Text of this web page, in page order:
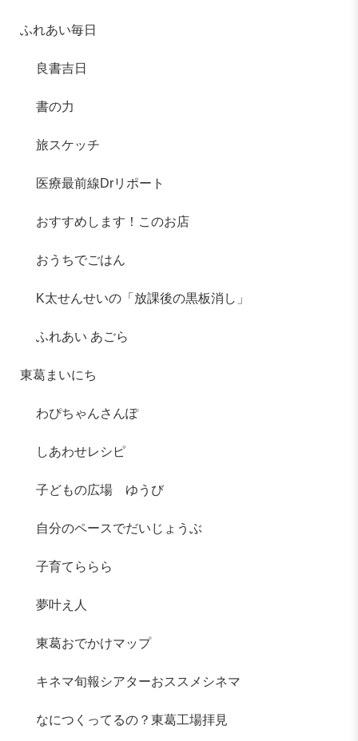
ふれあい毎日
良書吉日
書の力
旅スケッチ
医療最前線Drリポート
おすすめします！このお店
おうちでごはん
K太せんせいの「放課後の黒板消し」
ふれあい あごら
東葛まいにち
わぴちゃんさんぽ
しあわせレシピ
子どもの広場 ゆうび
自分のペースでだいじょうぶ
子育てららら
夢叶え人
東葛おでかけマップ
キネマ旬報シアターおススメシネマ
なにつくってるの？東葛工場拝見